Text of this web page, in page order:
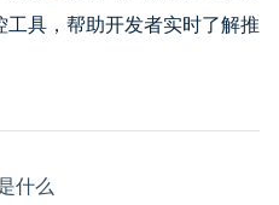
具，帮助开发者实时了解推
什么